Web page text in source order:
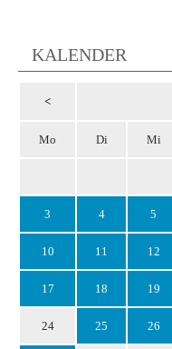
KALENDER
<
Mo Di Mi
3 4 5
10 11 12
17 18 19
24 25 26